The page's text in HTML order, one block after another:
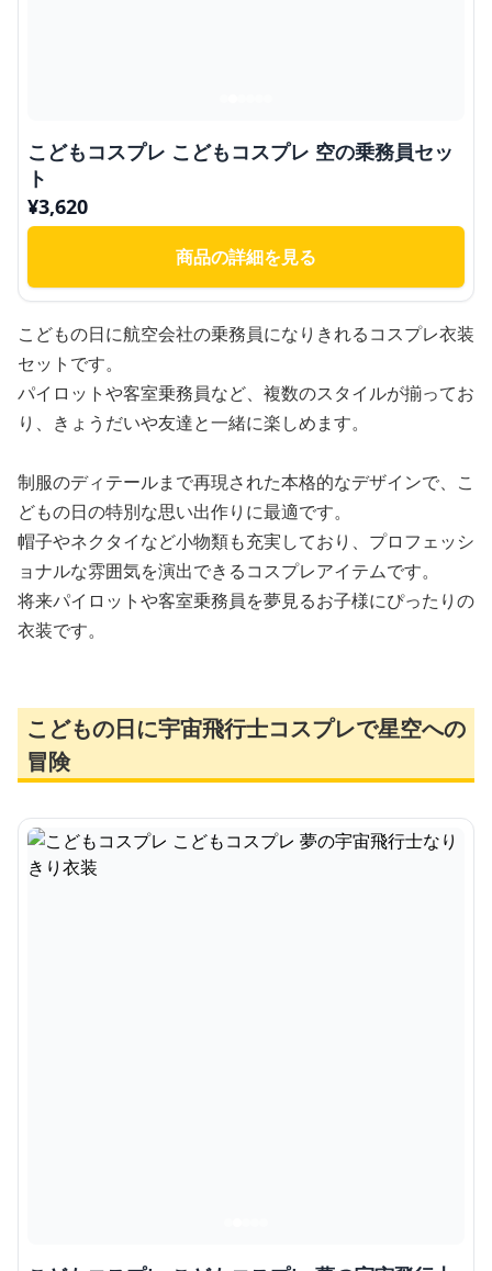
こどもコスプレ こどもコスプレ 空の乗務員セッ
ト
¥3,620
商品の詳細を見る
こどもの日に航空会社の乗務員になりきれるコスプレ衣装
セットです。
パイロットや客室乗務員など、複数のスタイルが揃ってお
り、きょうだいや友達と一緒に楽しめます。
制服のディテールまで再現された本格的なデザインで、こ
どもの日の特別な思い出作りに最適です。
帽子やネクタイなど小物類も充実しており、プロフェッシ
ョナルな雰囲気を演出できるコスプレアイテムです。
将来パイロットや客室乗務員を夢見るお子様にぴったりの
衣装です。
こどもの日に宇宙飛行士コスプレで星空への
冒険